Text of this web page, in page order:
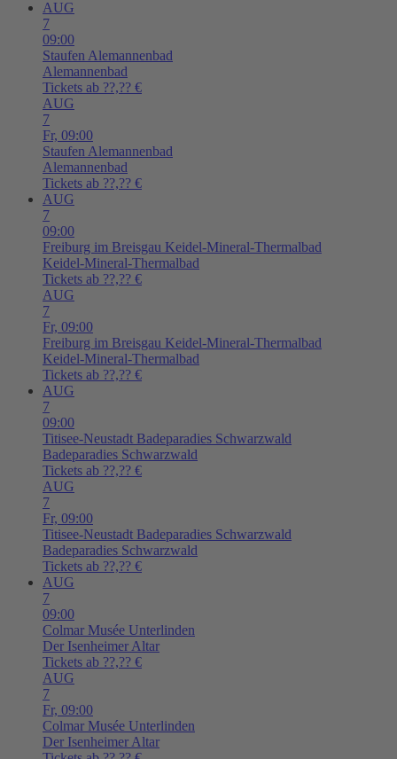
AUG
7
09:00
Staufen Alemannenbad
Alemannenbad
Tickets ab ??,?? €
AUG
7
Fr, 09:00
Staufen Alemannenbad
Alemannenbad
Tickets ab ??,?? €
AUG
7
09:00
Freiburg im Breisgau Keidel-Mineral-Thermalbad
Keidel-Mineral-Thermalbad
Tickets ab ??,?? €
AUG
7
Fr, 09:00
Freiburg im Breisgau Keidel-Mineral-Thermalbad
Keidel-Mineral-Thermalbad
Tickets ab ??,?? €
AUG
7
09:00
Titisee-Neustadt Badeparadies Schwarzwald
Badeparadies Schwarzwald
Tickets ab ??,?? €
AUG
7
Fr, 09:00
Titisee-Neustadt Badeparadies Schwarzwald
Badeparadies Schwarzwald
Tickets ab ??,?? €
AUG
7
09:00
Colmar Musée Unterlinden
Der Isenheimer Altar
Tickets ab ??,?? €
AUG
7
Fr, 09:00
Colmar Musée Unterlinden
Der Isenheimer Altar